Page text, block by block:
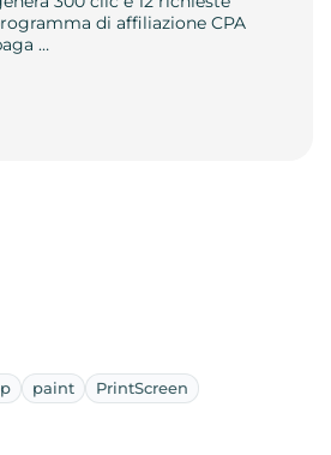
di affiliazione CPA
…
paint PrintScreen